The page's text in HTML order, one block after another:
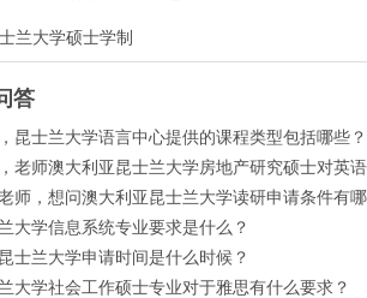
兰大学硕士学制
答
昆士兰大学语言中心提供的课程类型包括哪些？
老师澳大利亚昆士兰大学房地产研究硕士对英
师，想问澳大利亚昆士兰大学读研申请条件有哪
大学信息系统专业要求是什么？
士兰大学申请时间是什么时候？
大学社会工作硕士专业对于雅思有什么要求？